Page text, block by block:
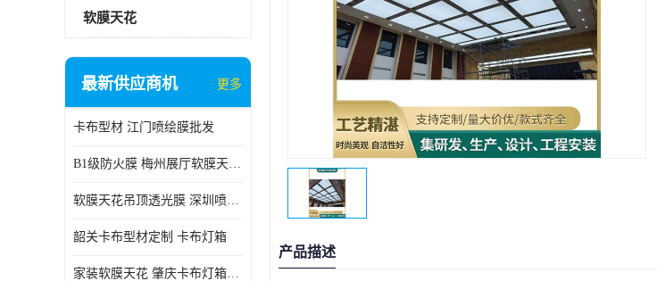
软膜天花
最新供应商机 更多
卡布型材 江门喷绘膜批发
B1级防火膜 梅州展厅软膜天花批发
软膜天花吊顶透光膜 深圳喷绘膜批发
韶关卡布型材定制 卡布灯箱
家装软膜天花 肇庆卡布灯箱批发
产品描述